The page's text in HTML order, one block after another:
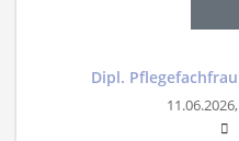
Dipl.
11.06.2026,